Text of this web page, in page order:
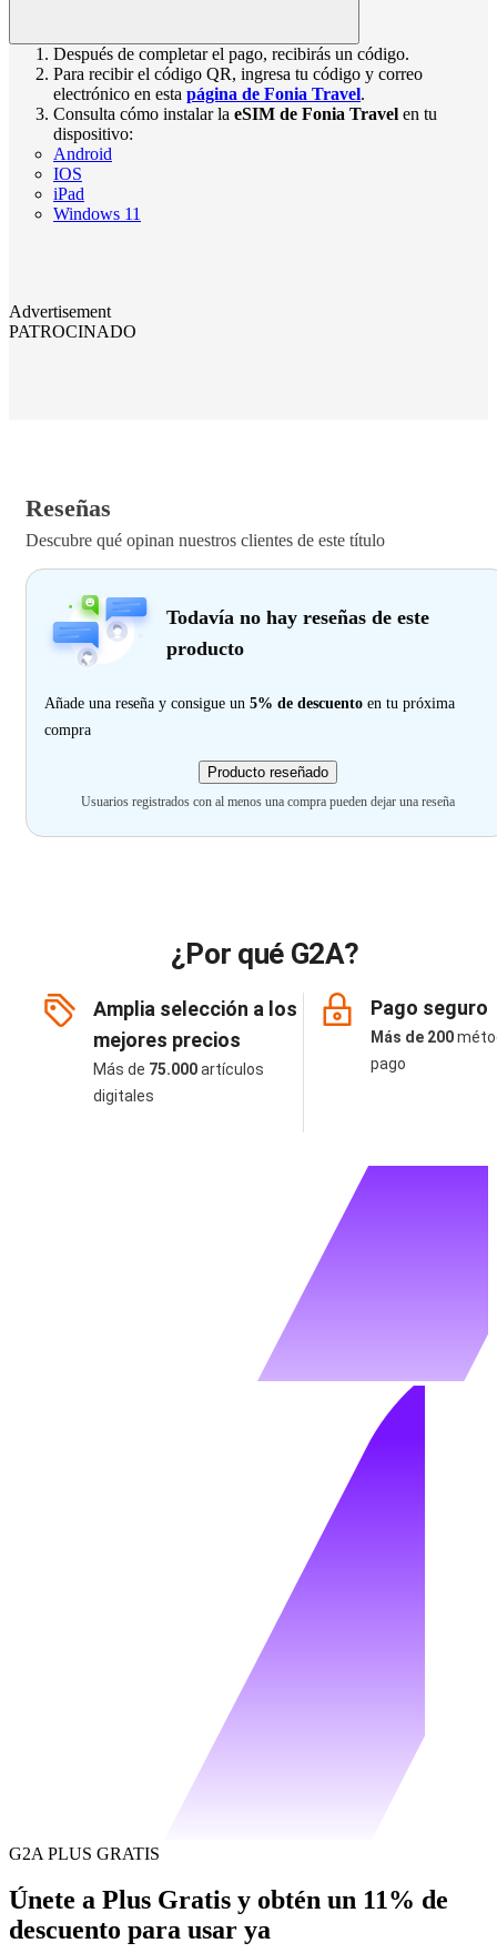
Después de completar el pago, recibirás un código.
Para recibir el código QR, ingresa tu código y correo
electrónico en esta página de Fonia Travel.
Consulta cómo instalar la eSIM de Fonia Travel en tu
dispositivo:
Android
IOS
iPad
Windows 11
Advertisement
PATROCINADO
Reseñas
Descubre qué opinan nuestros clientes de este título
Todavía no hay reseñas de este
producto
Añade una reseña y consigue un 5% de descuento en tu próxima
compra
Producto reseñado
Usuarios registrados con al menos una compra pueden dejar una reseña
¿Por qué G2A?
Amplia selección a los
mejores precios
Más de 75.000artículos
digitales
Pago seguro
Más de 200
pago
G2A PLUS GRATIS
Únete a Plus Gratis y obtén un 11% de
descuento para usar ya